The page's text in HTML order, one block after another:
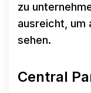
zu
ausreicht, um
sehen.
Central